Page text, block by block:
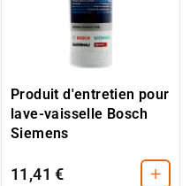
Produit d'entretien pour
lave-vaisselle Bosch
Siemens
11,41 € +